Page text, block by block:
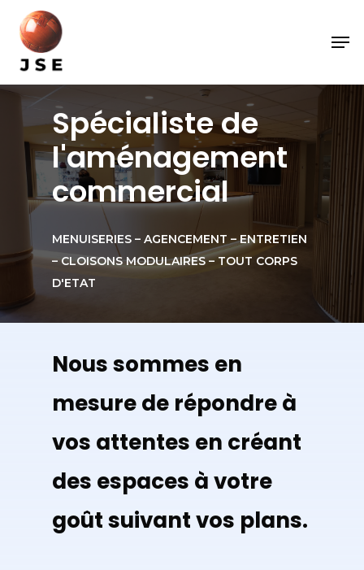
Spécialistede
l'aménagement
commercial
MENUISERIES – AGENCEMENT – ENTRETIEN
– CLOISONS MODULAIRES – TOUT CORPS
D'ETAT
Noussommes en
mesurede répondreà
vos attentes en créant
des espaces àvotre
goûtsuivantvos plans.